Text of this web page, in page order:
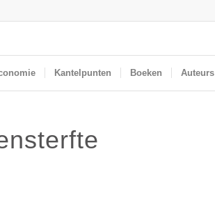
Kantelpunten Boeken Auteurs